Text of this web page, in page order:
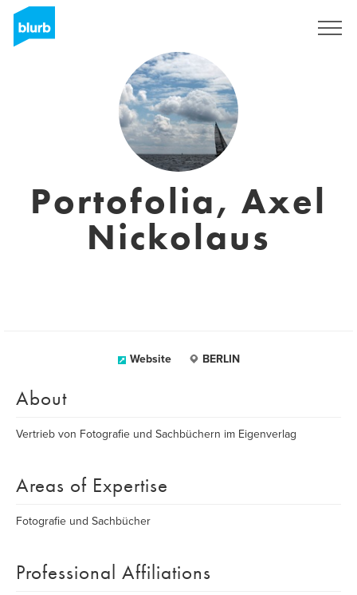
Portofolia, Axel
Nickolaus
Website BERLIN
About
Vertrieb von Fotografie und Sachbüchern im Eigenverlag
Areas of Expertise
Fotografie und Sachbücher
Professional Affiliations